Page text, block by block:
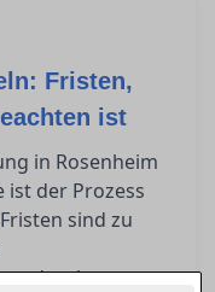
Fristen,
ist
in Rosenheim
ist der Prozess
sind zu
und weitere